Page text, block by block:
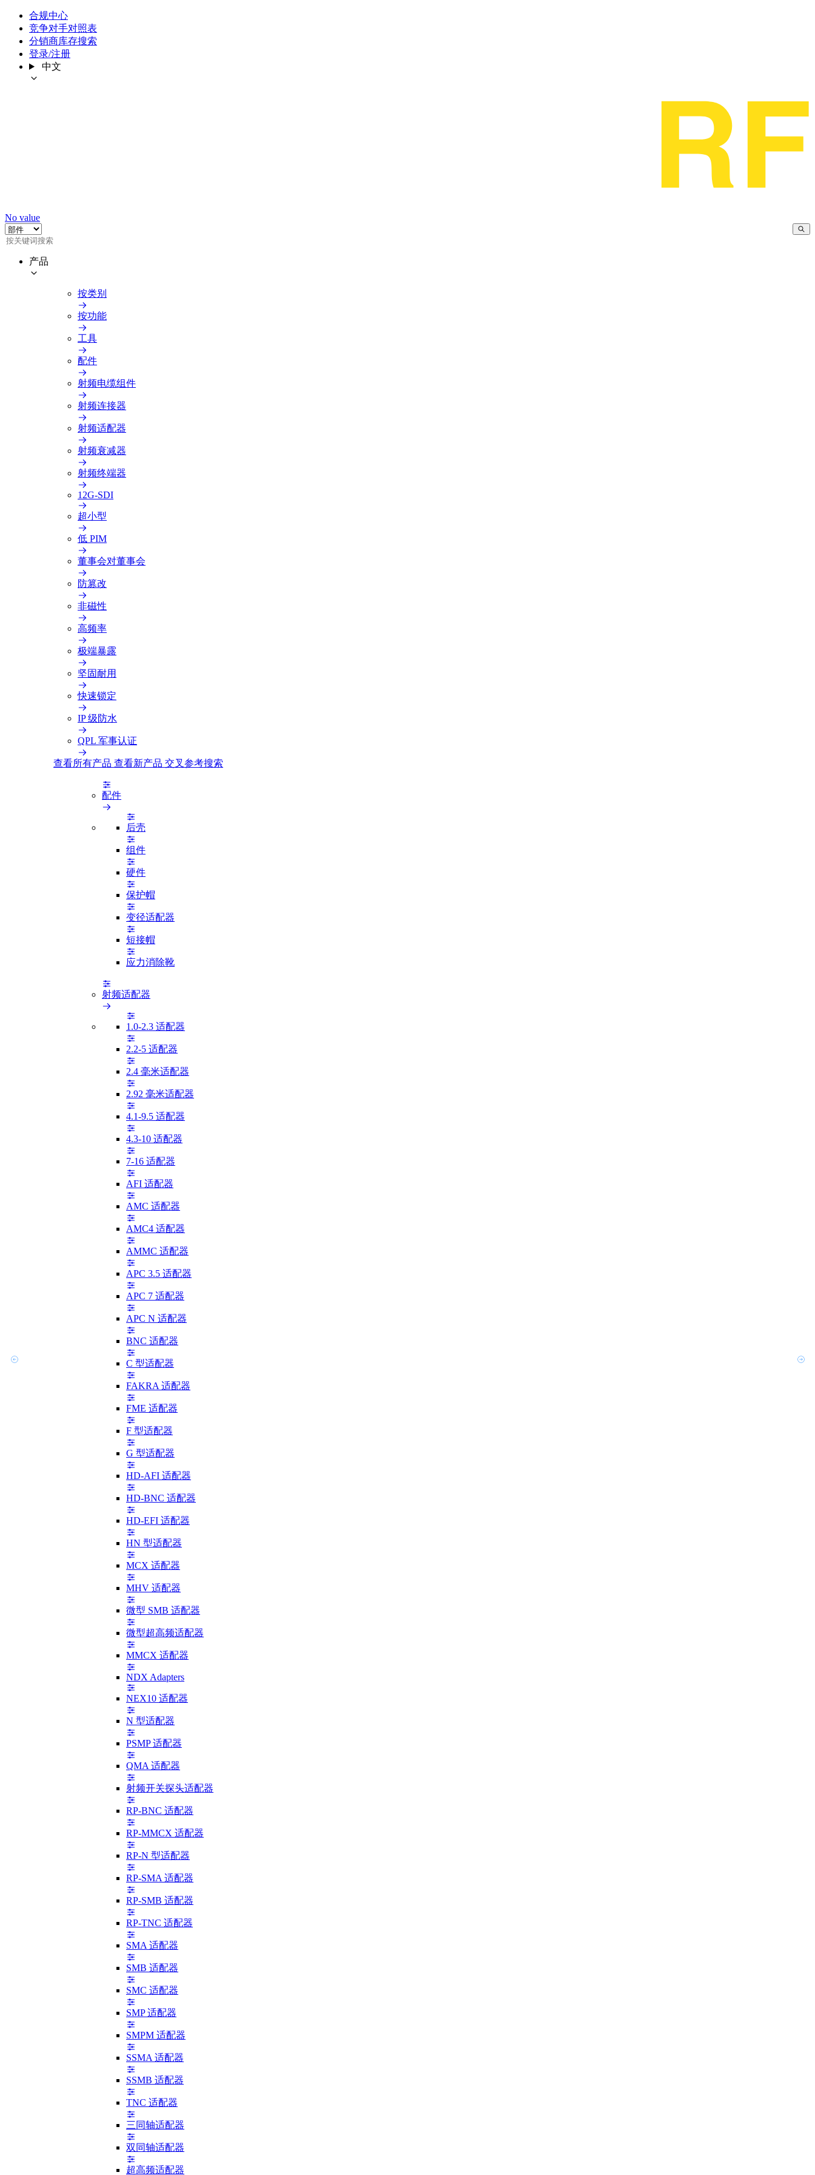
合规中心
竞争对手对照表
分销商库存搜索
登录/注册
中文
No value
产品
按类别
按功能
工具
配件
射频电缆组件
射频连接器
射频适配器
射频衰减器
射频终端器
12G-SDI
超小型
低 PIM
董事会对董事会
防篡改
非磁性
高频率
极端暴露
坚固耐用
快速锁定
IP 级防水
QPL 军事认证
查看所有产品 查看新产品 交叉参考搜索
配件
后壳
组件
硬件
保护帽
变径适配器
短接帽
应力消除靴
射频适配器
1.0-2.3 适配器
2.2-5 适配器
2.4 毫米适配器
2.92 毫米适配器
4.1-9.5 适配器
4.3-10 适配器
7-16 适配器
AFI 适配器
AMC 适配器
AMC4 适配器
AMMC 适配器
APC 3.5 适配器
APC 7 适配器
APC N 适配器
BNC 适配器
C 型适配器
FAKRA 适配器
FME 适配器
F 型适配器
G 型适配器
HD-AFI 适配器
HD-BNC 适配器
HD-EFI 适配器
HN 型适配器
MCX 适配器
MHV 适配器
微型 SMB 适配器
微型超高频适配器
MMCX 适配器
NDX Adapters
NEX10 适配器
N 型适配器
PSMP 适配器
QMA 适配器
射频开关探头适配器
RP-BNC 适配器
RP-MMCX 适配器
RP-N 型适配器
RP-SMA 适配器
RP-SMB 适配器
RP-TNC 适配器
SMA 适配器
SMB 适配器
SMC 适配器
SMP 适配器
SMPM 适配器
SSMA 适配器
SSMB 适配器
TNC 适配器
三同轴适配器
双同轴适配器
超高频适配器